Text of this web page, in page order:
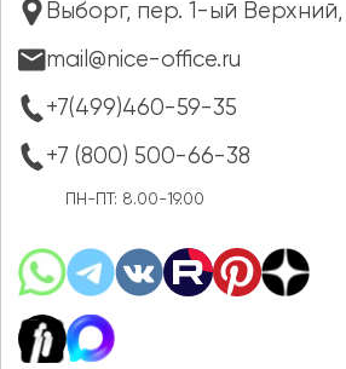
Выборг, пер. 1-ый Верхний,
mail@nice-office.ru
+7(499)460-59-35
+7 (800) 500-66-38
ПН-ПТ: 8.00-19.00